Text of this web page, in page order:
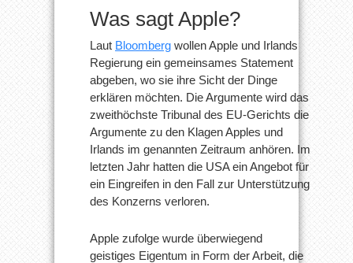
Was sagt Apple?
Laut Bloomberg wollen Apple und Irlands
Regierung ein gemeinsames Statement
abgeben, wo sie ihre Sicht der Dinge
erklären möchten. Die Argumente wird das
zweithöchste Tribunal des EU-Gerichts die
Argumente zu den Klagen Apples und
Irlands im genannten Zeitraum anhören. Im
letzten Jahr hatten die USA ein Angebot für
ein Eingreifen in den Fall zur Unterstützung
des Konzerns verloren.
Apple zufolge wurde überwiegend
geistiges Eigentum in Form der Arbeit, die